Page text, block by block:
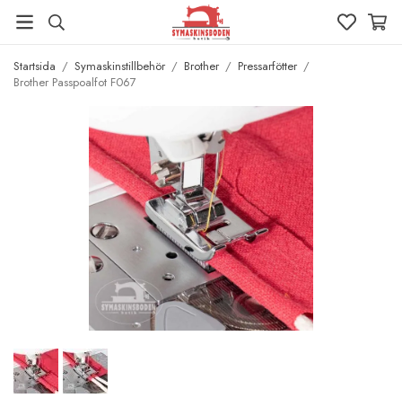
Startsida / Symaskinstillbehör / Brother / Pressarfötter /
Brother Passpoalfot F067